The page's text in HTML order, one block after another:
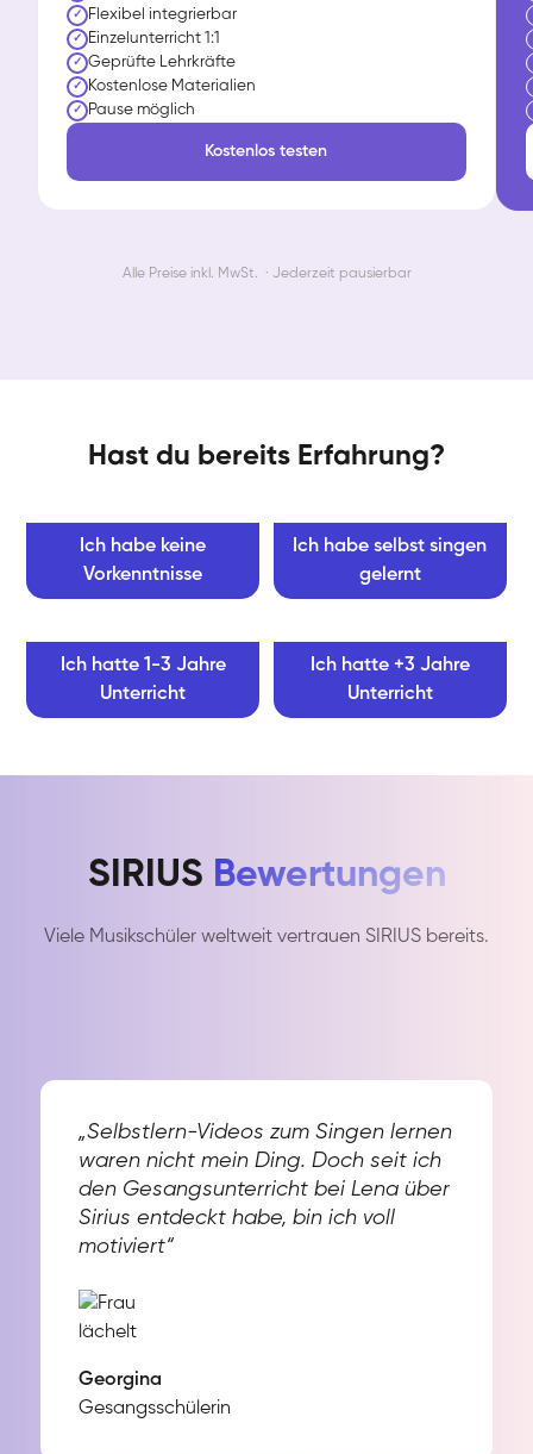
✓ Flexibel integrierbar
✓ Einzelunterricht 1:1
✓ Geprüfte Lehrkräfte
✓ Kostenlose Materialien
✓ Pause möglich
Kostenlos testen
Alle Preise inkl. MwSt. · Jederzeit pausierbar
Hast du bereits Erfahrung?
Ich habe keine
Vorkenntnisse
Ich habe selbst singen
gelernt
Ich hatte 1-3 Jahre
Unterricht
Ich hatte +3 Jahre
Unterricht
SIRIUS Bewertungen
Viele Musikschüler weltweit vertrauen SIRIUS bereits.
„Selbstlern-Videos zum Singen lernen
waren nicht mein Ding. Doch seit ich
den Gesangsunterricht bei Lena über
Sirius entdeckt habe, bin ich voll
motiviert“
Georgina
Gesangsschülerin